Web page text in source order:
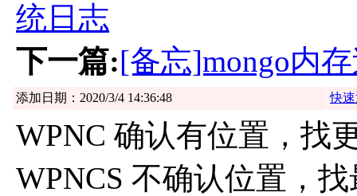
统日志
下一篇:[备忘]mongo内
添加日期：2020/3/4 14:36:48 快
WPNC 确认有位置，找
WPNCS 不确认位置，